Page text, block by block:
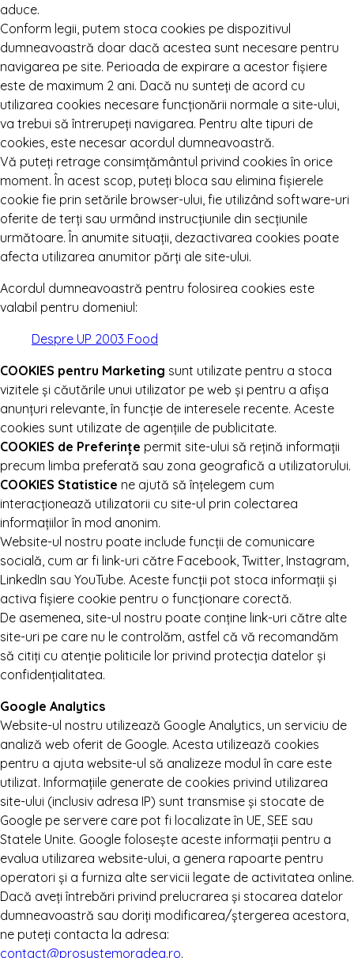
aduce.
Conform legii, putem stoca cookies pe dispozitivul
dumneavoastră doar dacă acestea sunt necesare pentru
navigarea pe site. Perioada de expirare a acestor fișiere
este de maximum 2 ani. Dacă nu sunteți de acord cu
utilizarea cookies necesare funcționării normale a site-ului,
va trebui să întrerupeți navigarea. Pentru alte tipuri de
cookies, este necesar acordul dumneavoastră.
Vă puteți retrage consimțământul privind cookies în orice
moment. În acest scop, puteți bloca sau elimina fișierele
cookie fie prin setările browser-ului, fie utilizând software-uri
oferite de terți sau urmând instrucțiunile din secțiunile
următoare. În anumite situații, dezactivarea cookies poate
afecta utilizarea anumitor părți ale site-ului.
Acordul dumneavoastră pentru folosirea cookies este
valabil pentru domeniul:
Despre UP 2003 Food
COOKIES pentru Marketing sunt utilizate pentru a stoca
vizitele și căutările unui utilizator pe web și pentru a afișa
anunțuri relevante, în funcție de interesele recente. Aceste
cookies sunt utilizate de agențiile de publicitate.
COOKIES de Preferințe permit site-ului să rețină informații
precum limba preferată sau zona geografică a utilizatorului.
COOKIES Statistice ne ajută să înțelegem cum
interacționează utilizatorii cu site-ul prin colectarea
informațiilor în mod anonim.
Website-ul nostru poate include funcții de comunicare
socială, cum ar fi link-uri către Facebook, Twitter, Instagram,
LinkedIn sau YouTube. Aceste funcții pot stoca informații și
activa fișiere cookie pentru o funcționare corectă.
De asemenea, site-ul nostru poate conține link-uri către alte
site-uri pe care nu le controlăm, astfel că vă recomandăm
să citiți cu atenție politicile lor privind protecția datelor și
confidențialitatea.
Google Analytics
Website-ul nostru utilizează Google Analytics, un serviciu de
analiză web oferit de Google. Acesta utilizează cookies
pentru a ajuta website-ul să analizeze modul în care este
utilizat. Informațiile generate de cookies privind utilizarea
site-ului (inclusiv adresa IP) sunt transmise și stocate de
Google pe servere care pot fi localizate în UE, SEE sau
Statele Unite. Google folosește aceste informații pentru a
evalua utilizarea website-ului, a genera rapoarte pentru
operatori și a furniza alte servicii legate de activitatea online.
Dacă aveți întrebări privind prelucrarea și stocarea datelor
dumneavoastră sau doriți modificarea/ștergerea acestora,
ne puteți contacta la adresa:
contact@prosystemoradea.ro.